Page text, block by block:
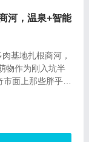
河，温泉+智能
基地扎根商河，
物作为刚入坑半
市面上那些胖乎